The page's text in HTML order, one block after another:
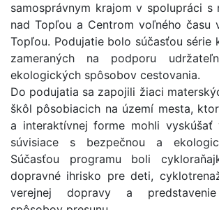
samosprávnym krajom v spolupráci s
nad Topľou a Centrom voľného času
Topľou. Podujatie bolo súčasťou série
zameraných na podporu
ekologických spôsobov cestovania.
Do podujatia sa zapojili žiaci
škôl pôsobiacich na území mesta,
a interaktívnej forme mohli vyskúšať
súvisiace s bezpečnou a
Súčasťou programu boli
dopravné ihrisko pre deti,
verejnej dopravy a